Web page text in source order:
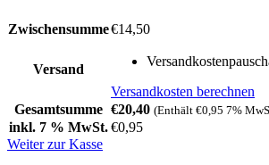
Zwischensumme€14,50
Versand
Versandkosten berechnen
Gesamtsumme €20,40 (Enthält €0,95 7%
inkl. 7 % MwSt.€0,95
Weiter zur Kasse